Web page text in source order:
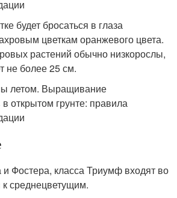
будет бросаться в глаза
цветкам оранжевого цвета.
растений обычно низкорослы,
не более 25 см.
Фостера, класса Триумф входят во
к среднецветущим.